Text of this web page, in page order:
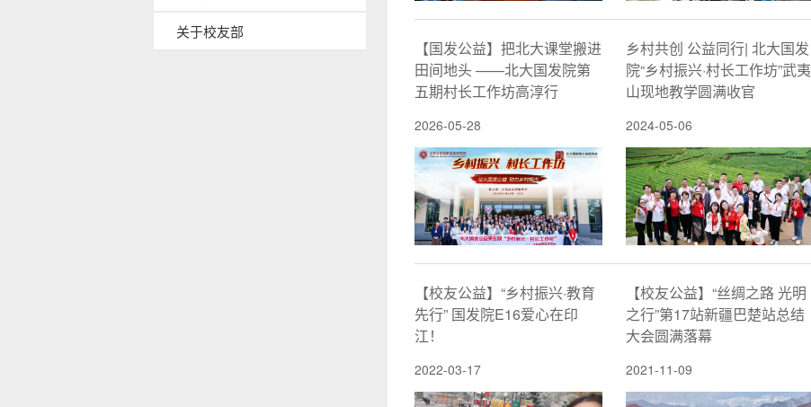
关于校友部
【国发公益】把北大课堂搬进
田间地头 ——北大国发院第
五期村长工作坊高淳行
2026-05-28
乡村共创 公益同行| 北大国发
院“乡村振兴·村长工作坊”武夷
山现地教学圆满收官
2024-05-06
【校友公益】“乡村振兴·教育
先行” 国发院E16爱心在印
江！
2022-03-17
【校友公益】“丝绸之路 光明
之行”第17站新疆巴楚站总结
大会圆满落幕
2021-11-09